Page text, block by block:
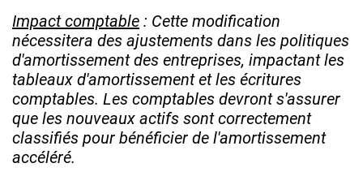
Impact comptable : Cette modification
nécessitera des ajustements dans les politiques
d'amortissement des entreprises, impactant les
tableaux d'amortissement et les écritures
comptables. Les comptables devront s'assurer
que les nouveaux actifs sont correctement
classifiés pour bénéficier de l'amortissement
accéléré.